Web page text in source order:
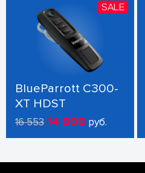
SALE
BlueParrott C300-
XT HDST
16 55314 898 руб.